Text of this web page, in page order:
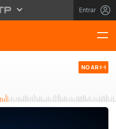
Entrar
NO AR